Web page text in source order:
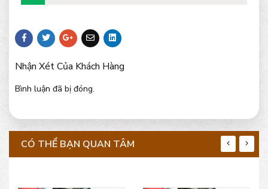
Nhận Xét Của Khách Hàng
Bình luận đã bị đóng.
CÓ THỂ BẠN QUAN TÂM